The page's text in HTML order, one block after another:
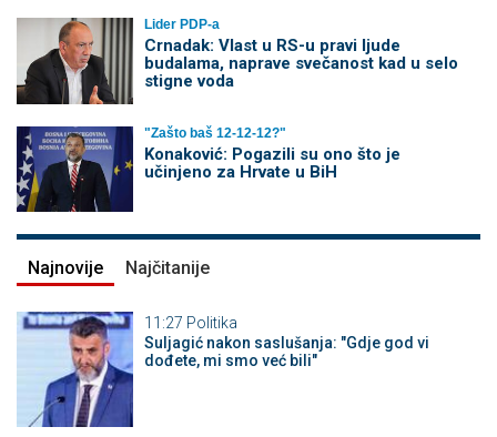
Lider PDP-a
Crnadak: Vlast u RS-u pravi ljude
budalama, naprave svečanost kad u selo
stigne voda
"Zašto baš 12-12-12?"
Konaković: Pogazili su ono što je
učinjeno za Hrvate u BiH
Najnovije Najčitanije
11:27 Politika
Suljagić nakon saslušanja: "Gdje god vi
dođete, mi smo već bili"